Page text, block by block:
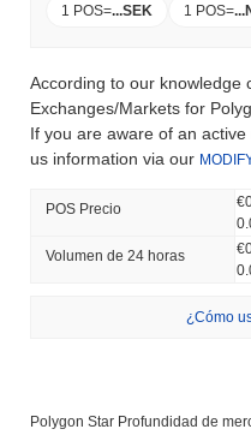
1 POS=...SEK 1 POS=...
According to our knowledge
Exchanges/Markets for
If you are aware of an
us information via our
POS Precio
Volumen de 24 horas
¿Cómo
Polygon Star Profundidad de